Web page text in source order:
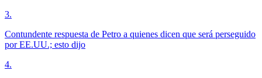
3.
Contundente respuesta de Petro a quienes dicen que será perseguido
por EE.UU.; esto dijo
4.